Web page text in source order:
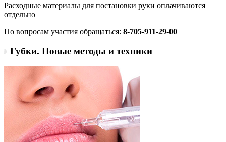
Расходные материалы для постановки руки оплачиваются
отдельно
По вопросам участия обращаться: 8-705-911-29-00
Губки. Новые методы и техники